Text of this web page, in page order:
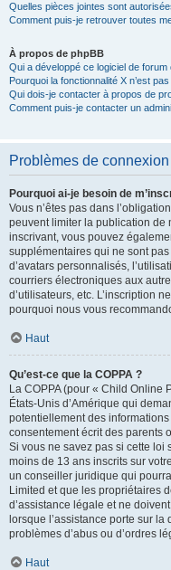
Quelles pièces jointes sont
Comment puis-je retrouver toutes
À propos de phpBB
Qui a développé ce logiciel de
Pourquoi la fonctionnalité X n’est
Qui dois-je contacter à propos de
Comment puis-je contacter un
Problèmes de connexion
Pourquoi ai-je besoin de
Vous n’êtes pas dans
peuvent limiter la publication de
inscrivant, vous pouvez
supplémentaires qui ne sont
d’avatars personnalisés,
courriers électroniques aux
d’utilisateurs, etc. L’inscription
pourquoi nous vous
Haut
Qu’est-ce que la COPPA ?
La COPPA (pour « Child Online
États-Unis d’Amérique qui
potentiellement des
consentement écrit des parents
Si vous ne savez pas si cette loi
moins de 13 ans inscrits sur
un conseiller juridique qui
Limited et que les propriétaires
d’assistance légale et ne
lorsque l’assistance porte sur
problèmes d’abus ou d’ordres
Haut